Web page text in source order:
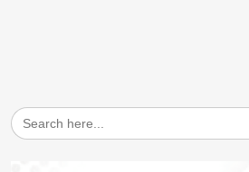
Search
for: